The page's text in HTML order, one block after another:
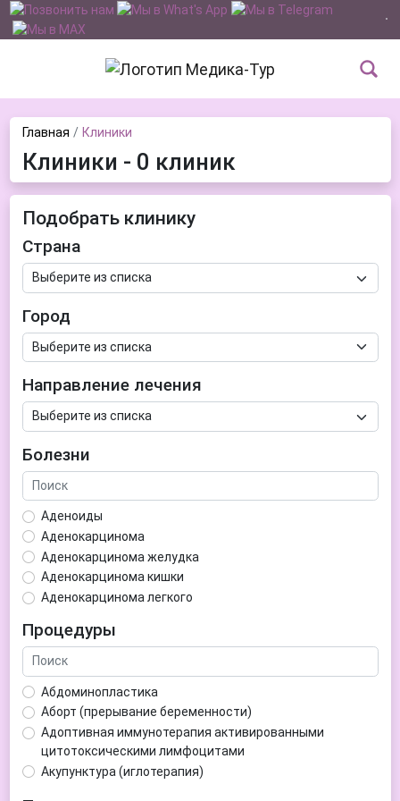
Главная Клиники
Клиники - 0 клиник
Подобрать клинику
Страна
Город
Направление лечения
Болезни
Аденоиды
Аденокарцинома
Аденокарцинома желудка
Аденокарцинома кишки
Аденокарцинома легкого
Аденома гипофиза
Аденома простаты
Аденома щитовидной железы
Аденомиоз
Адентия
Азооспермия
Акне (угри)
Алкоголизм
Процедуры
Абдоминопластика
Аборт (прерывание беременности)
Адоптивная иммунотерапия активированными
цитотоксическими лимфоцитами
Акупунктура (иглотерапия)